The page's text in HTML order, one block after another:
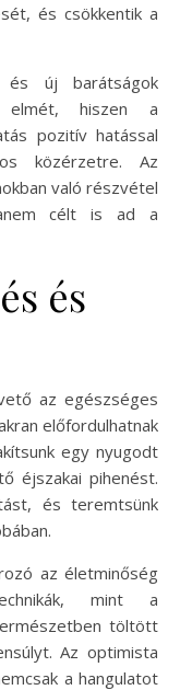
és csökkentik a
és új barátságok
elmét, hiszen a
pozitív hatással
közérzetre. Az
való részvétel
célt is ad a
és
az egészséges
előfordulhatnak
egy nyugodt
éjszakai pihenést.
és teremtsünk
az életminőség
mint a
töltött
Az optimista
a hangulatot